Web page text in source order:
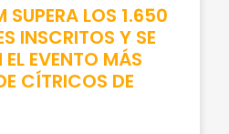
SUPERA LOS 1.650
INSCRITOS Y SE
EVENTO MÁS
CÍTRICOS DE